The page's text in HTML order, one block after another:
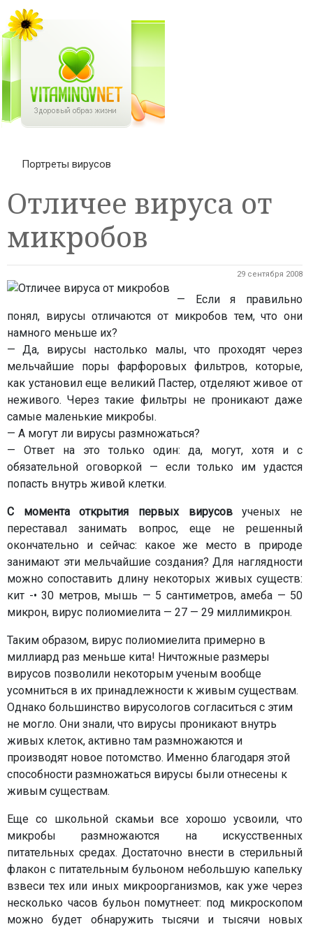
Портреты вирусов
Отличее вируса от
микробов
29 сентября 2008
— Если я правильно
понял, вирусы отличаются от микробов тем, что они
намного меньше их?
— Да, вирусы настолько малы, что проходят через
мельчайшие поры фарфоровых фильтров, которые,
как установил еще великий Пастер, отделяют живое от
неживого. Через такие фильтры не проникают даже
самые маленькие микробы.
— А могут ли вирусы размножаться?
— Ответ на это только один: да, могут, хотя и с
обязательной оговоркой — если только им удастся
попасть внутрь живой клетки.
С момента открытия первых вирусовученых не
переставал занимать вопрос, еще не решенный
окончательно и сейчас: какое же место в природе
занимают эти мельчайшие создания? Для наглядности
можно сопоставить длину некоторых живых существ:
кит -• 30 метров, мышь — 5 сантиметров, амеба — 50
микрон, вирус полиомиелита — 27 — 29 миллимикрон.
Таким образом, вирус полиомиелита примерно в
миллиард раз меньше кита! Ничтожные размеры
вирусов позволили некоторым ученым вообще
усомниться в их принадлежности к живым существам.
Однако большинство вирусологов согласиться с этим
не могло. Они знали, что вирусы проникают внутрь
живых клеток, активно там размножаются и
производят новое потомство. Именно благодаря этой
способности размножаться вирусы были отнесены к
живым существам.
Еще со школьной скамьи все хорошо усвоили, что
микробы размножаются на искусственных
питательных средах. Достаточно внести в стерильный
флакон с питательным бульоном небольшую капельку
взвеси тех или иных микроорганизмов, как уже через
несколько часов бульон помутнеет: под микроскопом
можно будет обнаружить тысячи и тысячи новых